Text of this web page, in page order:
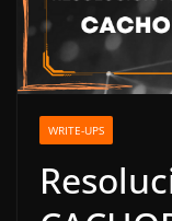
WRITE-UPS